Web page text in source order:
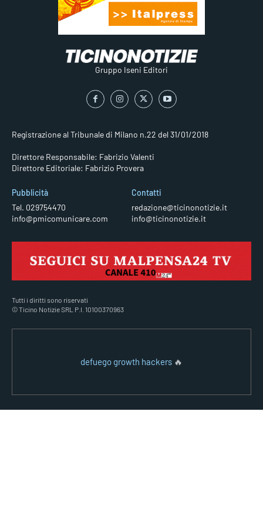
Gruppo Iseni Editori
Registrazione al Tribunale di Milano n.22 del 31/01/2018
Direttore Responsabile: Fabrizio Valenti
Direttore Editoriale: Fabrizio Provera
Pubblicità
Tel. 029754470
info@pmicomunicare.com
Contatti
redazione@ticinonotizie.it
info@ticinonotizie.it
Tutti i diritti sono riservati
© Ticino Notizie SRL P.I. 10100370963
defuego growth hackers 🔥